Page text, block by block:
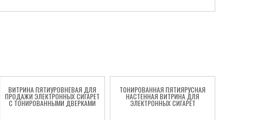
ВИТРИНА ПЯТИУРОВНЕВАЯ ДЛЯ
ПРОДАЖИ ЭЛЕКТРОННЫХ СИГАРЕТ
С ТОНИРОВАННЫМИ ДВЕРКАМИ
ТОНИРОВАННАЯ ПЯТИЯРУСНАЯ
НАСТЕННАЯ ВИТРИНА ДЛЯ
ЭЛЕКТРОННЫХ СИГАРЕТ